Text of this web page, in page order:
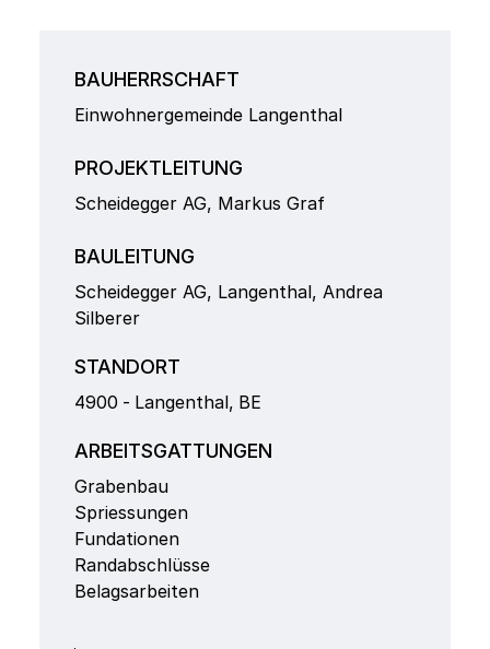
BAUHERRSCHAFT
Einwohnergemeinde Langenthal
PROJEKTLEITUNG
Scheidegger AG, Markus Graf
BAULEITUNG
Scheidegger AG, Langenthal, Andrea
Silberer
STANDORT
4900 - Langenthal, BE
ARBEITSGATTUNGEN
Grabenbau
Spriessungen
Fundationen
Randabschlüsse
Belagsarbeiten